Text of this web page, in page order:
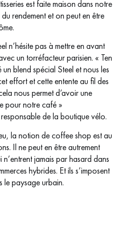
est faite maison dans notre
rendement et on peut en être
n’hésite pas à mettre en avant
un torréfacteur parisien. « Ten
un blend spécial Steel et nous les
effort et cette entente au fil des
nous permet d’avoir une
pour notre café »
responsable de la boutique vélo.
la notion de coffee shop est au
Il ne peut en être autrement
n’entrent jamais par hasard dans
hybrides. Et ils s’imposent
le paysage urbain.